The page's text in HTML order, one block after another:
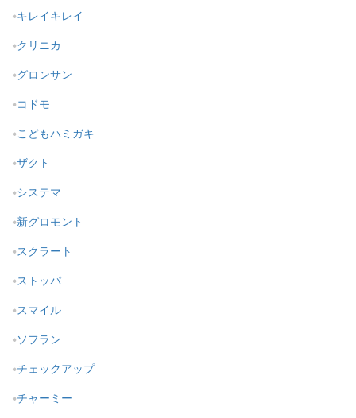
キレイキレイ
クリニカ
グロンサン
コドモ
こどもハミガキ
ザクト
システマ
新グロモント
スクラート
ストッパ
スマイル
ソフラン
チェックアップ
チャーミー